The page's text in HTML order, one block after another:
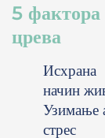
5 фактора
црева
Исхрана
начин
Узимање
стрес